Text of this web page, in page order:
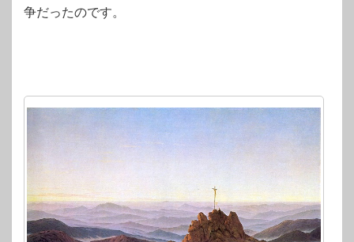
争だったのです。